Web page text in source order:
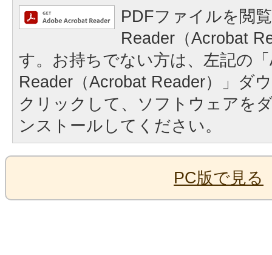
PDFファイルを閲
Reader（Acrobat
す。お持ちでない方は、左記の
Reader（Acrobat Reader）」ダ
クリックして、ソフトウェアを
ンストールしてください。
PC版で見る